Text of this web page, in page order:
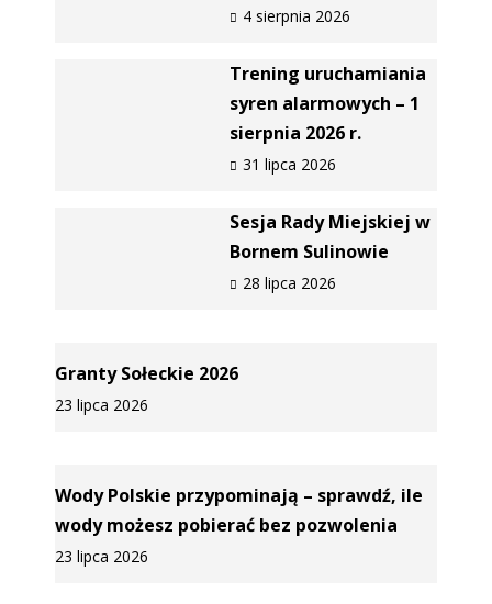
4 sierpnia 2026
Trening uruchamiania
syren alarmowych – 1
sierpnia 2026 r.
31 lipca 2026
Sesja Rady Miejskiej w
Bornem Sulinowie
28 lipca 2026
Granty Sołeckie 2026
23 lipca 2026
Wody Polskie przypominają – sprawdź, ile
wody możesz pobierać bez pozwolenia
23 lipca 2026